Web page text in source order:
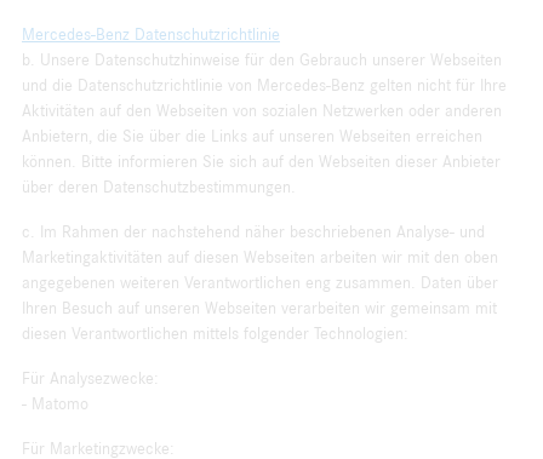
Mercedes-Benz Datenschutzrichtlinie
b. Unsere Datenschutzhinweise für den Gebrauch unserer Webseiten
und die Datenschutzrichtlinie von Mercedes-Benz gelten nicht für Ihre
Aktivitäten auf den Webseiten von sozialen Netzwerken oder anderen
Anbietern, die Sie über die Links auf unseren Webseiten erreichen
können. Bitte informieren Sie sich auf den Webseiten dieser Anbieter
über deren Datenschutzbestimmungen.
c. Im Rahmen der nachstehend näher beschriebenen Analyse- und
Marketingaktivitäten auf diesen Webseiten arbeiten wir mit den oben
angegebenen weiteren Verantwortlichen eng zusammen. Daten über
Ihren Besuch auf unseren Webseiten verarbeiten wir gemeinsam mit
diesen Verantwortlichen mittels folgender Technologien:
Für Analysezwecke:
- Matomo
Für Marketingzwecke: